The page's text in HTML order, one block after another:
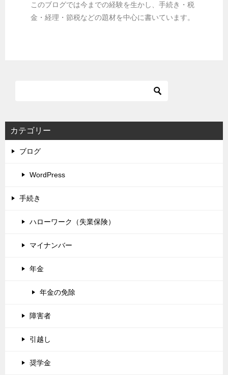
このブログでは今までの経験を生かし、手続き・税
金・経理・節税などの題材を中心に書いています。
カテゴリー
ブログ
WordPress
手続き
ハローワーク（失業保険）
マイナンバー
年金
年金の免除
障害者
引越し
奨学金